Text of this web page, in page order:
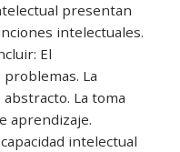
presentan
intelectuales.
El
La
La toma
aprendizaje.
intelectual